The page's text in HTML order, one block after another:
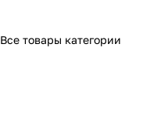
Все товары категории